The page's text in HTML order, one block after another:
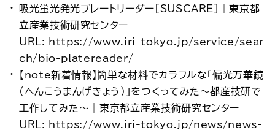
吸光蛍光発光プレートリーダー[SUSCARE]｜東京都
立産業技術研究センター
URL: https://www.iri-tokyo.jp/service/sear
ch/bio-platereader/
【note新着情報】簡単な材料でカラフルな「偏光万華鏡
(へんこうまんげきょう)」をつくってみた～都産技研で
工作してみた～｜東京都立産業技術研究センター
URL: https://www.iri-tokyo.jp/news/news-